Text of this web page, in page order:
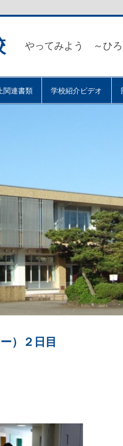
やってみよう ～ひ
関連書類 学校紹介ビデオ
）２日目